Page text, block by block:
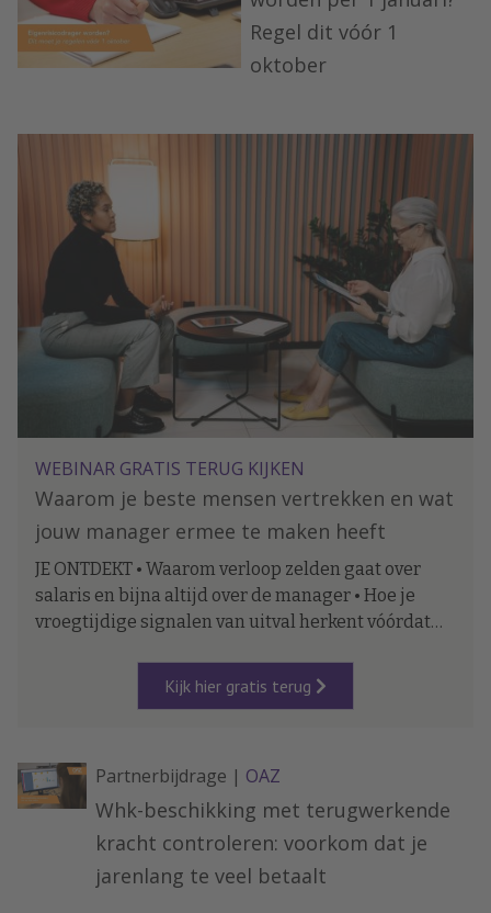
Regel dit vóór 1
oktober
WEBINAR GRATIS TERUG KIJKEN
Waarom je beste mensen vertrekken en wat
jouw manager ermee te maken heeft
JE ONTDEKT • Waarom verloop zelden gaat over
salaris en bijna altijd over de manager • Hoe je
vroegtijdige signalen van uitval herkent vóórdat
concreet anders kunnen doen — en hoe je dat als
Kijk hier gratis terug
Partnerbijdrage | OAZ
Whk-beschikking met terugwerkende
kracht controleren: voorkom dat je
jarenlang te veel betaalt